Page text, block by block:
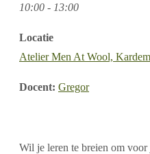
10:00 - 13:00
Locatie
Atelier Men At Wool,
Docent: Gregor
Wil je leren te breien om